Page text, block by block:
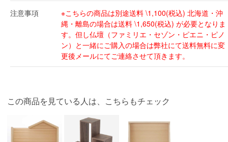
注意事項
※こちらの商品は別途送料 \1,100(税込) 北海道・沖
縄・離島の場合は送料 \1,650(税込) が必要となりま
す。但し仏壇（ファミリエ・セゾン・ピエニ・ピノ
ン）と一緒にご購入の場合は弊社にて送料無料に変
更後メールにてご連絡させて頂きます。
この商品を見ている人は、こちらもチェック